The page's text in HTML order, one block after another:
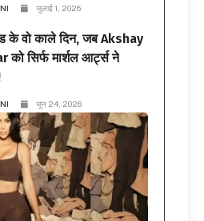
जुलाई 1, 2026
के वो काले दिन, जब Akshay
को सिर्फ मार्शल आर्ट्स ने
जून 24, 2026